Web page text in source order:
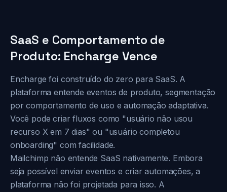
SaaS e Comportamento de
Produto: Encharge Vence
Encharge foi construído do zero para SaaS. A
plataforma entende eventos de produto, segmentação
por comportamento de uso e automação adaptativa.
Você pode criar fluxos como "usuário não usou
recurso X em 7 dias" ou "usuário completou
onboarding" com facilidade.
Mailchimp não entende SaaS nativamente. Embora
seja possível enviar eventos e criar automações, a
plataforma não foi projetada para isso. A